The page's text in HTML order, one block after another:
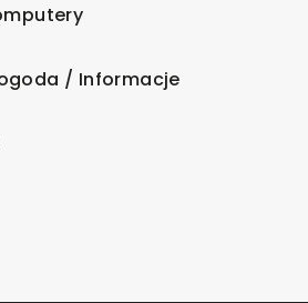
/ Informacje